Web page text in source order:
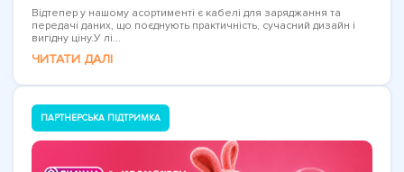
Відтепер у нашому асортименті є кабелі для заряджання та
передачі даних, що поєднують практичність, сучасний дизайн і
вигідну ціну.У лі...
ЧИТАТИ ДАЛІ
ПАРТНЕРСЬКА ПІДТРИМКА